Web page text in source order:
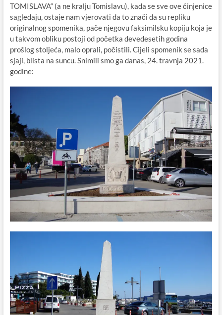
TOMISLAVA“ (a ne kralju Tomislavu), kada se sve ove činjenice
sagledaju, ostaje nam vjerovati da to znači da su repliku
originalnog spomenika, pače njegovu faksimilsku kopiju koja je
u takvom obliku postoji od početka devedesetih godina
prošlog stoljeća, malo oprali, počistili. Cijeli spomenik se sada
sjaji, blista na suncu. Snimili smo ga danas, 24. travnja 2021.
godine: